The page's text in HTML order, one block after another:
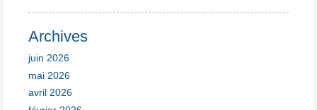
Archives
juin 2026
mai 2026
avril 2026